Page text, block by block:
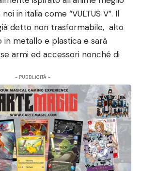
in italia come “VULTUS V”. Il
detto non trasformabile, alto
in metallo e plastica e sarà
armi ed accessori nonché di
- PUBBLICITÀ -